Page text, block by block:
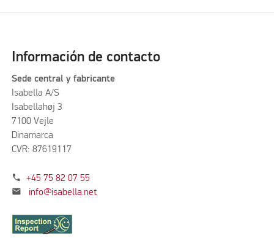
Información de contacto
Sede central y fabricante
Isabella A/S
Isabellahøj 3
7100 Vejle
Dinamarca
CVR: 87619117
phone +45 75 82 07 55
mail info@isabella.net